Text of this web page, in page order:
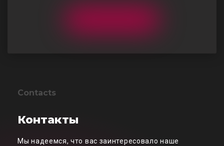
Contacts
Контакты
Мы надеемся, что вас заинтересовало наше